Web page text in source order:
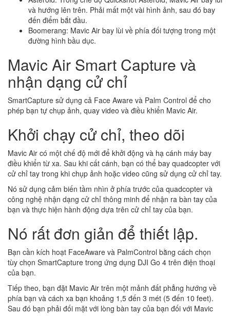
và hướng lên trên. Phải mất một vài hình ảnh, sau đó bay
đến điểm bắt đầu.
Boomerang: Mavic Air bay lùi về phía đối tượng trong một
đường hình bầu dục.
Mavic Air Smart Capture và
nhận dạng cử chỉ
SmartCapture sử dụng cả Face Aware và Palm Control để cho
phép bạn tự chụp ảnh, quay video và điều khiển Mavic Air.
Khởi chạy cử chỉ, theo dõi
Mavic Air có một chế độ mới để khởi động và hạ cánh máy bay
điều khiển từ xa. Sau khi cất cánh, bạn có thể bay quadcopter với
cử chỉ tay trong khi chụp ảnh hoặc video cũng sử dụng cử chỉ tay.
Nó sử dụng cảm biến tầm nhìn ở phía trước của quadcopter và
công nghệ nhận dạng cử chỉ thông minh để nhận ra bàn tay của
bạn và thực hiện hành động dựa trên cử chỉ tay của bạn.
Nó rất đơn giản để thiết lập.
Bạn cần kích hoạt FaceAware và PalmControl bằng cách chọn
tùy chọn SmartCapture trong ứng dụng DJI Go 4 trên điện thoại
của bạn.
Tiếp theo, bạn đặt Mavic Air trên một mảnh đất phẳng hướng về
phía bạn và cách xa bạn khoảng 1,5 đến 3 mét (5 đến 10 feet).
Sau đó bạn phải đối mặt với lòng bàn tay của bạn đối với Mavic